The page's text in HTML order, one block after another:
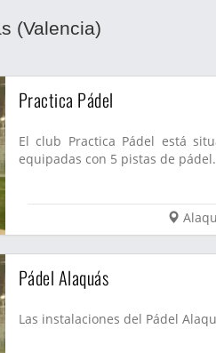
(Valencia)
Practica Pádel
El club Practica Pádel está
equipadas con 5 pistas de
Pádel Alaquás
Las instalaciones del Pádel